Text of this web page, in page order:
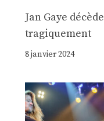
Jan Gaye décède
tragiquement
8 janvier 2024